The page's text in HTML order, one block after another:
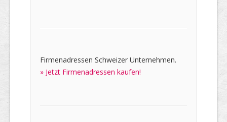
Firmenadressen Schweizer Unternehmen.
» Jetzt Firmenadressen kaufen!